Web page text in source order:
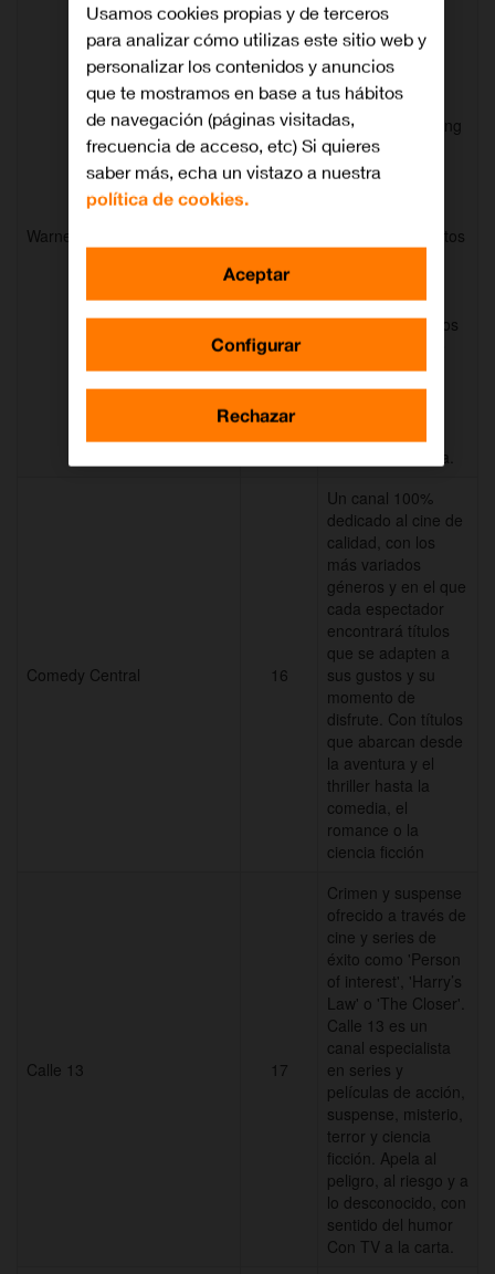
Warner
Series de éxito
como 'El
Mentalista', 'Big
Bang', 'Crónicas
Vampíricas',
'Sherlock' o 'Falling
Skies'. Además,
emite películas
Actually', conciertos
TNT emite las
mejores series, los
más éxito y las
propuestas más
Con TV a la carta.
Comedy Central 16
Un canal 100%
dedicado al cine de
calidad, con los
más variados
géneros y en el que
cada espectador
encontrará títulos
que se adapten a
sus gustos y su
momento de
disfrute. Con títulos
que abarcan desde
la aventura y el
thriller hasta la
comedia, el
romance o la
ciencia ficción
Calle 13 17
Crimen y suspense
ofrecido a través de
cine y series de
éxito como 'Person
of interest', 'Harry’s
Law' o 'The Closer'.
Calle 13 es un
canal especialista
en series y
películas de acción,
suspense, misterio,
terror y ciencia
ficción. Apela al
peligro, al riesgo y a
lo desconocido, con
sentido del humor
Con TV a la carta.
Usamos cookies propias y de terceros
para analizar cómo utilizas este sitio web y
personalizar los contenidos y anuncios
que te mostramos en base a tus hábitos
de navegación (páginas visitadas,
frecuencia de acceso, etc) Si quieres
saber más, echa un vistazo a nuestra
política de cookies.
Configurar
Rechazar
Aceptar